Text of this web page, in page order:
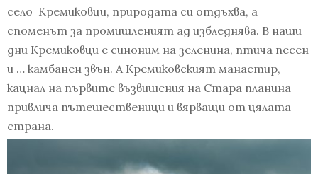
село Кремиковци, природата си отдъхва, а
споменът за промишленият ад избледнява. В наши
дни Кремиковци е синоним на зеленина, птича песен
и … камбанен звън. А Кремиковският манастир,
кацнал на първите възвишения на Стара планина
привлича пътешественици и вярващи от цялата
страна.